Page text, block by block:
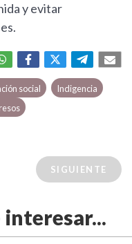
y evitar
social
Indigencia
SIGUIENTE
interesar...